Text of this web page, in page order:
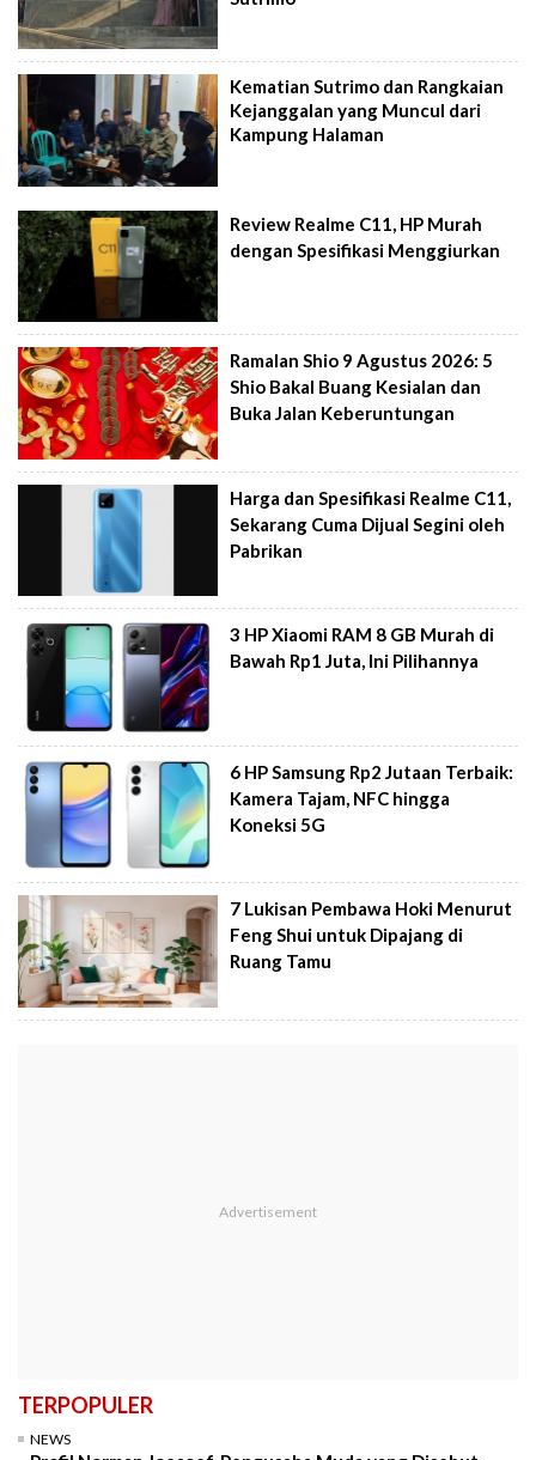
Kematian Sutrimo dan Rangkaian
Kejanggalan yang Muncul dari
Kampung Halaman
Review Realme C11, HP Murah
dengan Spesifikasi Menggiurkan
Ramalan Shio 9 Agustus 2026: 5
Shio Bakal Buang Kesialan dan
Buka Jalan Keberuntungan
Harga dan Spesifikasi Realme C11,
Sekarang Cuma Dijual Segini oleh
Pabrikan
3 HP Xiaomi RAM 8 GB Murah di
Bawah Rp1 Juta, Ini Pilihannya
6 HP Samsung Rp2 Jutaan Terbaik:
Kamera Tajam, NFC hingga
Koneksi 5G
7 Lukisan Pembawa Hoki Menurut
Feng Shui untuk Dipajang di
Ruang Tamu
TERPOPULER
NEWS